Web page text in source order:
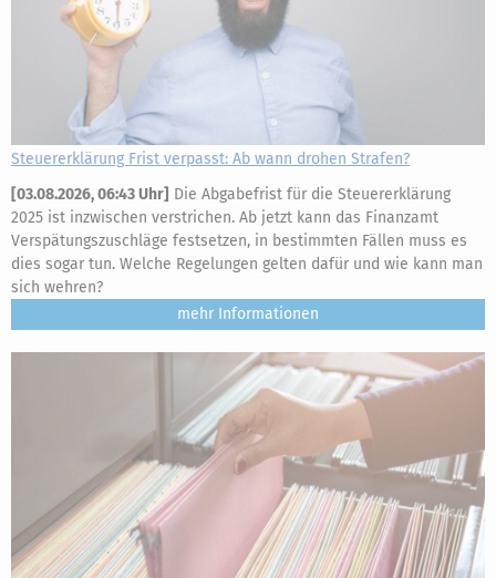
Steuererklärung Frist verpasst: Ab wann drohen Strafen?
[03.08.2026, 06:43 Uhr] Die Abgabefrist für die Steuererklärung
2025 ist inzwischen verstrichen. Ab jetzt kann das Finanzamt
Verspätungszuschläge festsetzen, in bestimmten Fällen muss es
dies sogar tun. Welche Regelungen gelten dafür und wie kann man
sich wehren?
mehr